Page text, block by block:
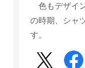
色もデザイ
の時期、シャ
す。